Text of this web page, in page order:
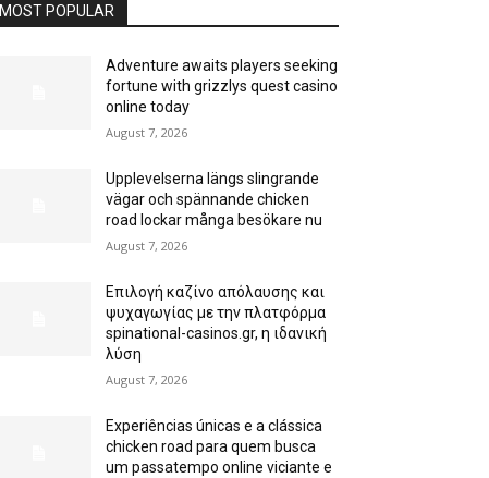
MOST POPULAR
Adventure awaits players seeking
fortune with grizzlys quest casino
online today
August 7, 2026
Upplevelserna längs slingrande
vägar och spännande chicken
road lockar många besökare nu
August 7, 2026
Επιλογή καζίνο απόλαυσης και
ψυχαγωγίας με την πλατφόρμα
spinational-casinos.gr, η ιδανική
λύση
August 7, 2026
Experiências únicas e a clássica
chicken road para quem busca
um passatempo online viciante e